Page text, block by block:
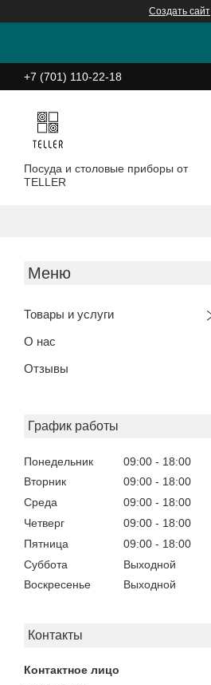
Создать сайт
+7 (701) 110-22-18
Посуда и столовые приборы от
TELLER
Товары и услуги
О нас
Отзывы
График работы
Понедельник 09:00
18:00
Вторник
09:00
18:00
Среда
09:00
18:00
Четверг
09:00
18:00
Пятница
09:00
18:00
Суббота
Выходной
Воскресенье
Выходной
Контакты